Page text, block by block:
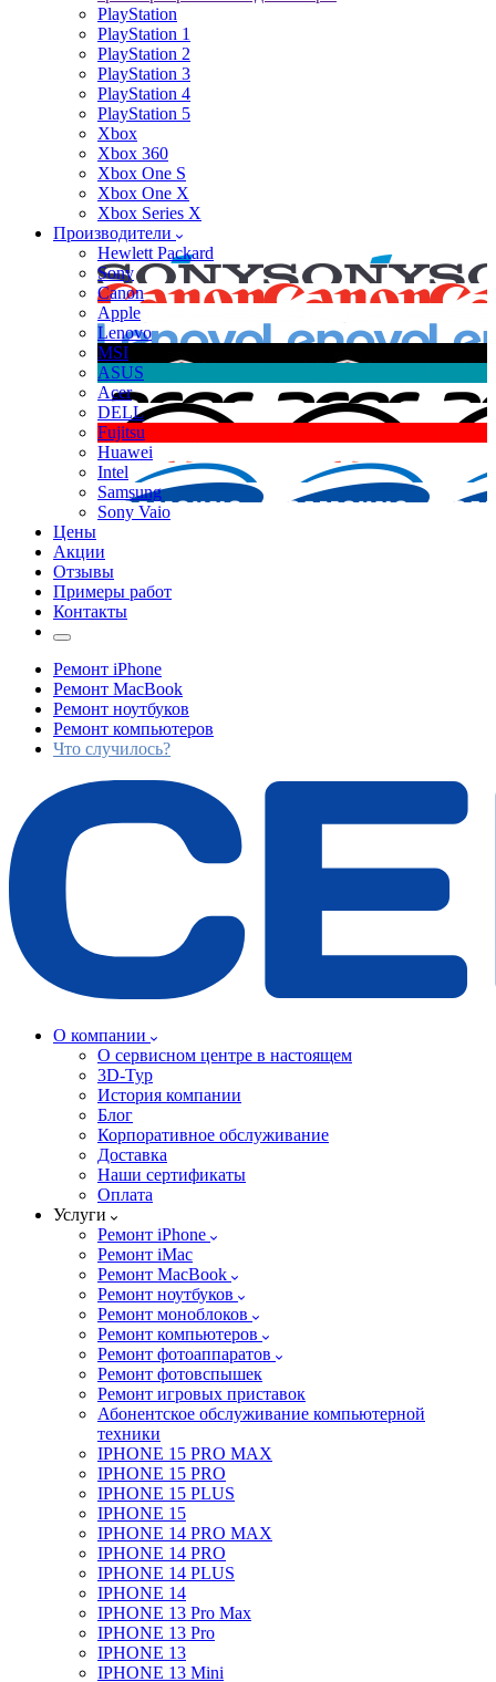
PlayStation
PlayStation 1
PlayStation 2
PlayStation 3
PlayStation 4
PlayStation 5
Xbox
Xbox 360
Xbox One S
Xbox One X
Xbox Series X
Производители
Hewlett Packard
Sony
Canon
Apple
Lenovo
MSI
ASUS
Acer
DELL
Fujitsu
Huawei
Intel
Samsung
Sony Vaio
Цены
Акции
Отзывы
Примеры работ
Контакты
Ремонт iPhone
Ремонт MacBook
Ремонт ноутбуков
Ремонт компьютеров
Что случилось?
О компании
О сервисном центре в настоящем
3D-Тур
История компании
Блог
Корпоративное обслуживание
Доставка
Наши сертификаты
Оплата
Услуги
Ремонт iPhone
Ремонт iMac
Ремонт MacBook
Ремонт ноутбуков
Ремонт моноблоков
Ремонт компьютеров
Ремонт фотоаппаратов
Ремонт фотовспышек
Ремонт игровых приставок
Абонентское обслуживание компьютерной
техники
IPHONE 15 PRO MAX
IPHONE 15 PRO
IPHONE 15 PLUS
IPHONE 15
IPHONE 14 PRO MAX
IPHONE 14 PRO
IPHONE 14 PLUS
IPHONE 14
IPHONE 13 Pro Max
IPHONE 13 Pro
IPHONE 13
IPHONE 13 Mini